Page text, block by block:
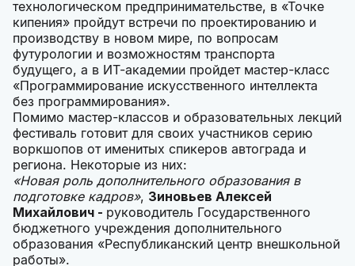
технологическом предпринимательстве, в «Точке
кипения» пройдут встречи по проектированию и
производству в новом мире, по вопросам
футурологии и возможностям транспорта
будущего, а в ИТ-академии пройдет мастер-класс
«Программирование искусственного интеллекта
без программирования».
Помимо мастер-классов и образовательных лекций
фестиваль готовит для своих участников серию
воркшопов от именитых спикеров автограда и
региона. Некоторые из них:
«Новая роль дополнительного образования в
подготовке кадров», Зиновьев Алексей
Михайлович - руководитель Государственного
бюджетного учреждения дополнительного
образования «Республиканский центр внешкольной
работы».